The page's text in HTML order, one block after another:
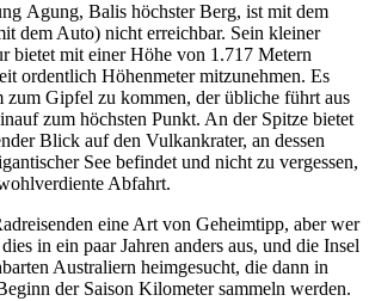
Agung, Balis höchster Berg, ist mit dem
dem Auto) nicht erreichbar. Sein kleiner
bietet mit einer Höhe von 1.717 Metern
ordentlich Höhenmeter mitzunehmen. Es
zum Gipfel zu kommen, der übliche führt aus
zum höchsten Punkt. An der Spitze bietet
Blick auf den Vulkankrater, an dessen
See befindet und nicht zu vergessen,
Abfahrt.
eine Art von Geheimtipp, aber wer
in ein paar Jahren anders aus, und die Insel
Australiern heimgesucht, die dann in
der Saison Kilometer sammeln werden.